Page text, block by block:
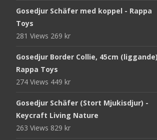
Gosedjur Schäfer med koppel - Rappa
Toys
281 Views 269 kr
Gosedjur Border Collie, 45cm
Rappa Toys
274 Views 449 kr
Gosedjur Schäfer (Stort Mjukisdjur) -
Keycraft Living Nature
263 Views 829 kr